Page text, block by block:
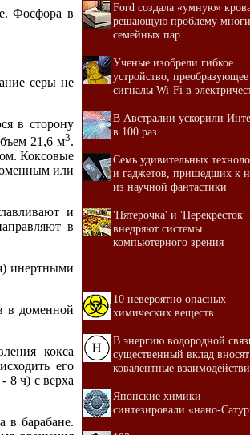
Фосфора в
серы не
в сторону
21,6 м3.
Коксовые
или
и
в
инертными
в доменной
кокса
его
8 ч) с верха
в барабане.
Ford создала «умную»
решающую проблему
семейных пар
Ученые изобрели гибкое
устройство, преобразующее
сигналы Wi-Fi в
В Австралии ускорили
в 100 раз
Семь удивительных
и гаджетов, пришедших к
из научной фантастики
'Пятерочка' и 'Перекресток'
внедряют системы
компьютерного зрения
10 невероятно опасных
химических веществ
В энергию водородной
существенный вклад вносят
ковалентные
Японские химики
синтезировали «нано-